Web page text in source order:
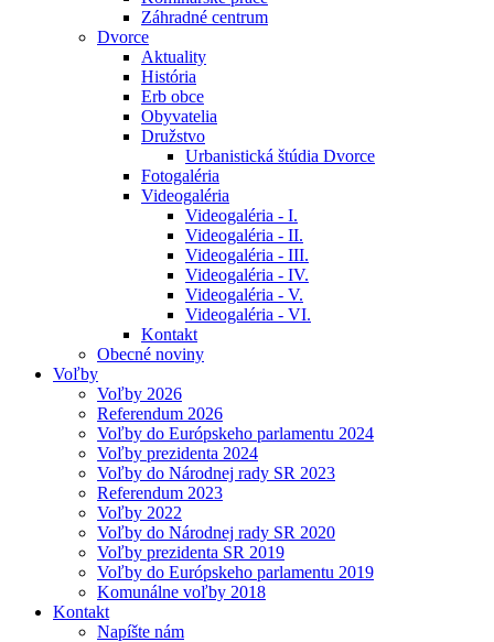
Záhradné centrum
Dvorce
Aktuality
História
Erb obce
Obyvatelia
Družstvo
Urbanistická štúdia Dvorce
Fotogaléria
Videogaléria
Videogaléria - I.
Videogaléria - II.
Videogaléria - III.
Videogaléria - IV.
Videogaléria - V.
Videogaléria - VI.
Kontakt
Obecné noviny
Voľby
Voľby 2026
Referendum 2026
Voľby do Európskeho parlamentu 2024
Voľby prezidenta 2024
Voľby do Národnej rady SR 2023
Referendum 2023
Voľby 2022
Voľby do Národnej rady SR 2020
Voľby prezidenta SR 2019
Voľby do Európskeho parlamentu 2019
Komunálne voľby 2018
Kontakt
Napíšte nám